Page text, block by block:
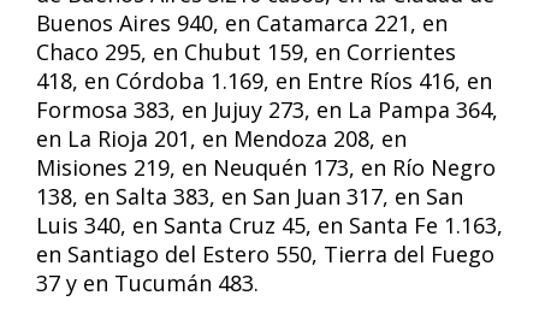
Buenos Aires 940, en Catamarca 221, en
Chaco 295, en Chubut 159, en Corrientes
418, en Córdoba 1.169, en Entre Ríos 416, en
Formosa 383, en Jujuy 273, en La Pampa 364,
en La Rioja 201, en Mendoza 208, en
Misiones 219, en Neuquén 173, en Río Negro
138, en Salta 383, en San Juan 317, en San
Luis 340, en Santa Cruz 45, en Santa Fe 1.163,
en Santiago del Estero 550, Tierra del Fuego
37 y en Tucumán 483.